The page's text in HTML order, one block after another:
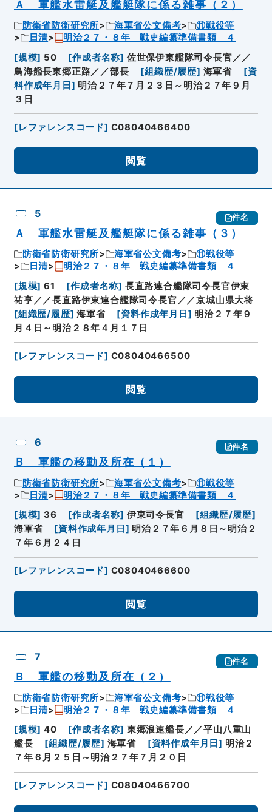
Ａ 軍艦水雷艇及艦艇隊に係る雑事（２）
防衛省防衛研究所 海軍省公文備考
⑪戦役等
日清
明治２７・８年 戦史編纂準備書類 ４
[規模] 50 [作成者名称] 佐世保伊東艦隊司令長官／／
鳥海艦長東郷正路／／部長
[組織歴/履歴] 海軍省 [資
料作成年月日 ] 明治２７年７月２３日～明治２７年９月
３日
[レファレンスコード] C08040466400
閲覧
5 件名
Ａ 軍艦水雷艇及艦艇隊に係る雑事（３）
防衛省防衛研究所 海軍省公文備考
⑪戦役等
日清
明治２７・８年 戦史編纂準備書類 ４
[規模] 61 [作成者名称] 長直路連合艦隊司令長官伊東
祐亨／／長直路伊東連合艦隊司令長官／／京城山県大将
[組織歴/履歴] 海軍省 [資料作成年月日 ] 明治２７年９
月４日～明治２８年４月１７日
[レファレンスコード] C08040466500
閲覧
6 件名
Ｂ 軍艦の移動及所在（１）
防衛省防衛研究所 海軍省公文備考
⑪戦役等
日清
明治２７・８年 戦史編纂準備書類 ４
[規模] 36 [作成者名称] 伊東司令長官 [組織歴/履歴]
海軍省
[資料作成年月日 ] 明治２７年６月８日～明治２
７年６月２４日
[レファレンスコード] C08040466600
閲覧
7 件名
Ｂ 軍艦の移動及所在（２）
防衛省防衛研究所 海軍省公文備考
⑪戦役等
日清
明治２７・８年 戦史編纂準備書類 ４
[規模] 40 [作成者名称] 東郷浪速艦長／／平山八重山
艦長
[組織歴/履歴] 海軍省 [資料作成年月日] 明治２
７年６月２５日～明治２７年７月２０日
[レファレンスコード] C08040466700